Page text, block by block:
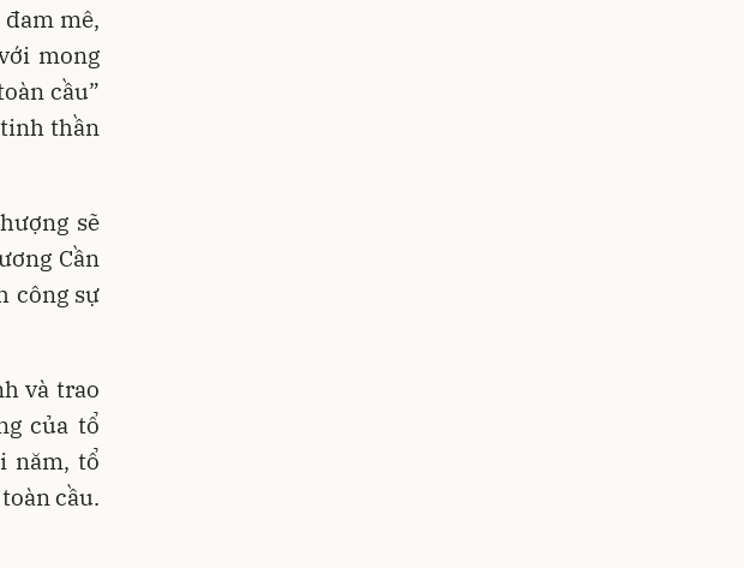
mê,
mong
cầu”
thần
sẽ
Cần
công sự
và trao
của tổ
năm, tổ
cầu.